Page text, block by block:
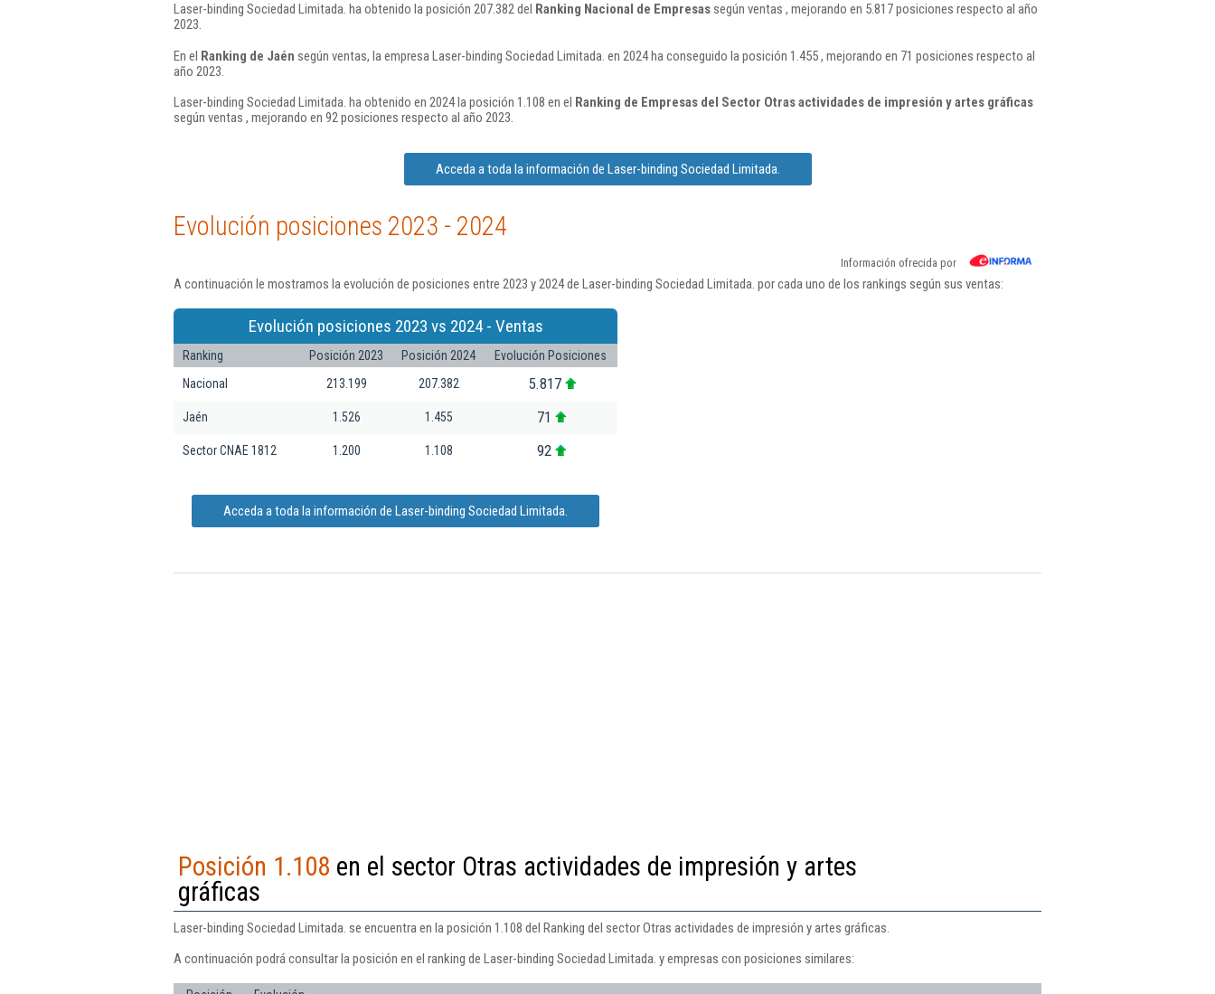
Laser-binding Sociedad Limitada. ha obtenido la posición 207.382 del Ranking Nacional de Empresassegún ventas , mejorando en 5.817 posiciones respecto al año
2023.
En el Ranking de Jaén según ventas, la empresa Laser-binding Sociedad Limitada. en 2024 ha conseguido la posición 1.455 , mejorando en 71 posiciones respecto al
año 2023.
Laser-binding Sociedad Limitada. ha obtenido en 2024 la posición 1.108 en el Ranking de Empresas del Sector Otras actividades de impresión y artes gráficas
según ventas , mejorando en 92 posiciones respecto al año 2023.
Acceda a toda la información de Laser-binding Sociedad Limitada.
Evolución posiciones 2023 - 2024
Información ofrecida por
A continuación le mostramos la evolución de posiciones entre 2023 y 2024 de Laser-binding Sociedad Limitada. por cada uno de los rankings según sus ventas:
Evolución posiciones 2023 vs 2024 - Ventas
Ranking Posición 2023 Posición 2024
Evolución Posiciones
Nacional
213.199 207.382 5.817
Jaén 1.526 1.455 71
Sector CNAE 1812 1.200 1.108 92
Acceda a toda la información de Laser-binding Sociedad Limitada.
Posición 1.108 en el sector Otras actividades de impresión y artes
gráficas
Laser-binding Sociedad Limitada. se encuentra en la posición 1.108 del Ranking del sector Otras actividades de impresión y artes gráficas.
A continuación podrá consultar la posición en el ranking de Laser-binding Sociedad Limitada. y empresas con posiciones similares: